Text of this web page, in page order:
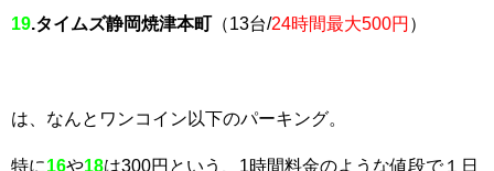
19.タイムズ静岡焼津本町（13台/24時間最大500円 ）
は、なんとワンコイン以下のパーキング。
特に16や18は300円という、1時間料金のような値段で１日